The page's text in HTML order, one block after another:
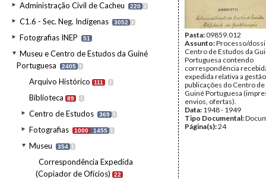
Administração Civil de Cacheu 220 I
C1.6 - Sec. Neg. Indígenas 3052 I
Fotografias INEP 51
Museu e Centro de Estudos da Guiné
Portuguesa
2405 I
Arquivo Histórico 111 I
Biblioteca 89 I
Centro de Estudos 369 I
Fotografias 1000 1455 I
Museu 354 I
Correspondência Expedida
(Copiador de Ofícios)
22
Pasta:09859.012
Assunto:Processo/
Centro de Estudos da
Portuguesa contendo
correspondência
expedida relativa a
publicações do Centro
Guiné Portuguesa
envios, ofertas).
Data: 1948 - 1949
Tipo Documental:
Página(s):24